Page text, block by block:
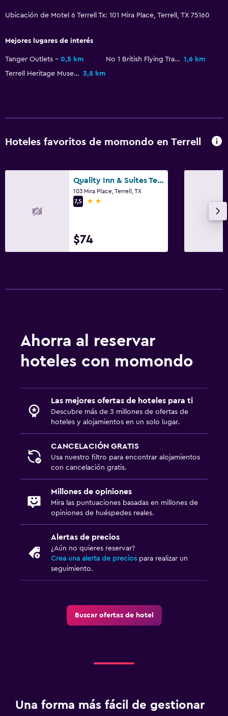
Ubicación de Motel 6 Terrell Tx: 101 Mira Place, Terrell, TX 75160
Mejores lugares de interés
Tanger Outlets 0,5 km No 1 British Flying Training School Museum 1,6 km
Terrell Heritage Museum 3,8 km
Hoteles favoritos de momondo en Terrell
Quality Inn & Suites Terrell
103 Mira Place, Terrell, TX
7,5
2 estrellas
$74
Ahorra al reservar
hoteles con momondo
Las mejores ofertas de hoteles para ti
Descubre más de 3 millones de ofertas de
hoteles y alojamientos en un solo lugar.
CANCELACIÓN GRATIS
Usa nuestro filtro para encontrar alojamientos
con cancelación gratis.
Millones de opiniones
Mira las puntuaciones basadas en millones de
opiniones de huéspedes reales.
Alertas de precios
¿Aún no quieres reservar?
Crea una alerta de precios para realizar un
seguimiento.
Buscar ofertas de hotel
Una forma más fácil de gestionar